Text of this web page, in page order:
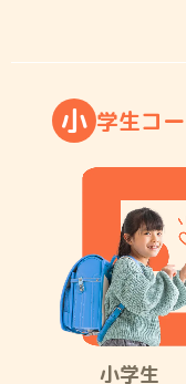
小 学生コー
小学生